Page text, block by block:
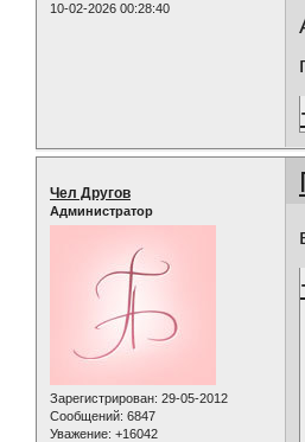
10-02-2026 00:28:40
Чел Другов
Администратор
Зарегистрирован: 29-05-2012
Сообщений: 6847
Уважение: +16042